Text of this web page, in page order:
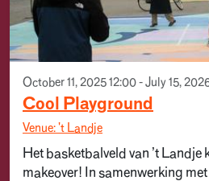
October 11, 2025 12:00 - July 15,
Cool Playground
Venue: 't Landje
Het basketbalveld van ’t Landje
makeover! In samenwerking